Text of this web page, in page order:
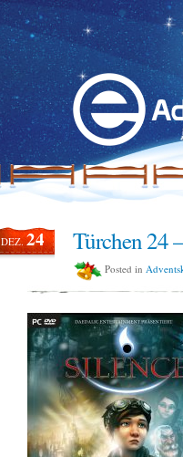
DEZ.24 Türchen 24
Posted in